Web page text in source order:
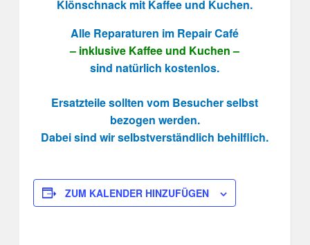
Klönschnack mit Kaffee und Kuchen.
Alle Reparaturen im Repair Café
– inklusive Kaffee und Kuchen –
sind natürlich kostenlos.
Ersatzteile sollten vom Besucher selbst
bezogen werden.
Dabei sind wir selbstverständlich behilflich.
ZUM KALENDER HINZUFÜGEN